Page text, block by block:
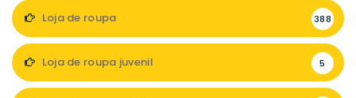
Loja de roupa 388
Loja de roupa juvenil 5